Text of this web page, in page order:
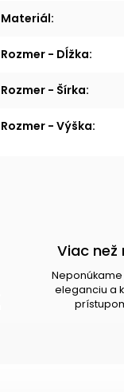
Materiál:
Rozmer - Dĺžka:
Rozmer - Šírka:
Rozmer - Výška:
Viac
eleganciu a